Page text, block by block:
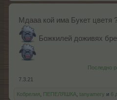
Мдааа кой има Букет цветя
Божкилей доживях бре
Последно
7.3.21
Кобрелия ПЕПЕЛЯШКА tanyamery и 6